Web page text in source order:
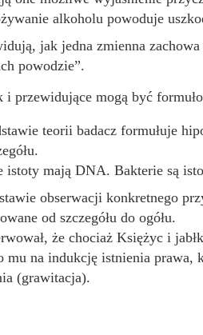
alkoholu powoduje
jak jedna zmienna
powodzie”.
przewidujące mogą być
teorii badacz formułuje
istoty mają DNA. Bakterie są
obserwacji konkretnego
od szczegółu do ogółu.
że chociaż Księżyc i
na indukcję istnienia prawa,
(grawitacja).